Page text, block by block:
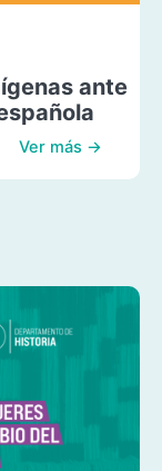
ante
Ver más →